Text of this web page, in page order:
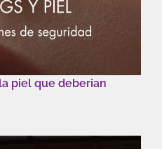
piel que deberian